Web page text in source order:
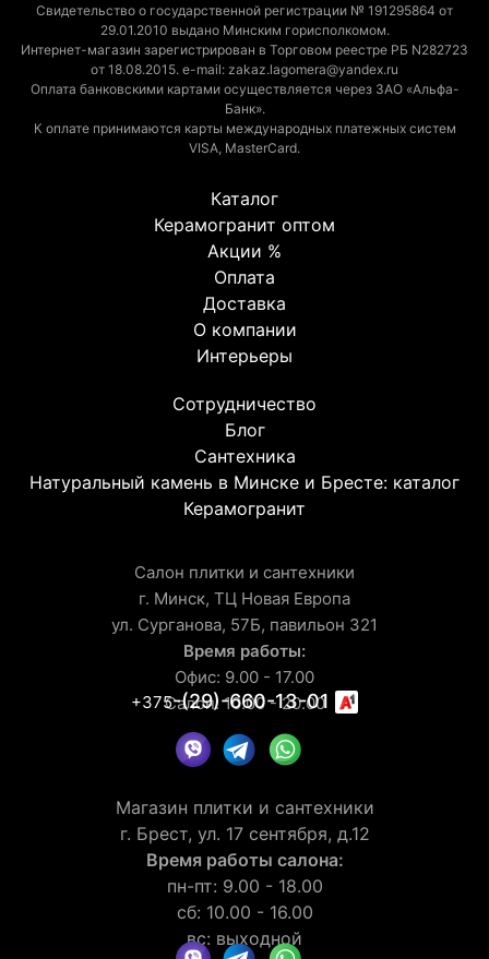
Свидетельство о государственной регистрации № 191295864 от
29.01.2010 выдано Минским горисполкомом.
Интернет-магазин зарегистрирован в Торговом реестре РБ N282723
от 18.08.2015. e-mail: zakaz.lagomera@yandex.ru
Оплата банковскими картами осуществляется через ЗАО «Альфа-
Банк».
К оплате принимаются карты международных платежных систем
VISA, MasterCard.
Каталог
Керамогранит оптом
Акции %
Оплата
Доставка
О компании
Интерьеры
Сотрудничество
Блог
Сантехника
Натуральный камень в Минске и Бресте: каталог
Керамогранит
Салон плитки и сантехники
г. Минск, ТЦ Новая Европа
ул. Сурганова, 57Б, павильон 321
Время работы:
Офис: 9.00 - 17.00
Салон: 10.00 - 20.00
+375-(29)-660-13-01
Магазин плитки и сантехники
г. Брест, ул. 17 сентября, д.12
Время работы салона:
пн-пт: 9.00 - 18.00
сб: 10.00 - 16.00
вс: выходной